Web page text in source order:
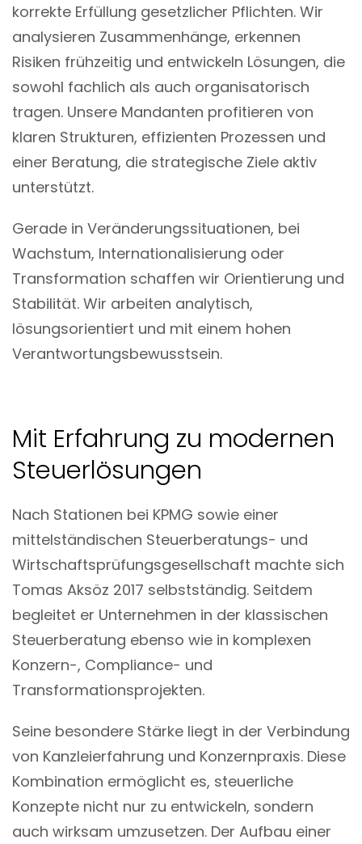
korrekte Erfüllung gesetzlicher Pflichten. Wir
analysieren Zusammenhänge, erkennen
Risiken frühzeitig und entwickeln Lösungen, die
sowohl fachlich als auch organisatorisch
tragen. Unsere Mandanten profitieren von
klaren Strukturen, effizienten Prozessen und
einer Beratung, die strategische Ziele aktiv
unterstützt.
Gerade in Veränderungssituationen, bei
Wachstum, Internationalisierung oder
Transformation schaffen wir Orientierung und
Stabilität. Wir arbeiten analytisch,
lösungsorientiert und mit einem hohen
Verantwortungsbewusstsein.
Mit Erfahrung zu modernen
Steuerlösungen
Nach Stationen bei KPMG sowie einer
mittelständischen Steuerberatungs- und
Wirtschaftsprüfungsgesellschaft machte sich
Tomas Aksöz 2017 selbstständig. Seitdem
begleitet er Unternehmen in der klassischen
Steuerberatung ebenso wie in komplexen
Konzern-, Compliance- und
Transformationsprojekten.
Seine besondere Stärke liegt in der Verbindung
von Kanzleierfahrung und Konzernpraxis. Diese
Kombination ermöglicht es, steuerliche
Konzepte nicht nur zu entwickeln, sondern
auch wirksam umzusetzen. Der Aufbau einer